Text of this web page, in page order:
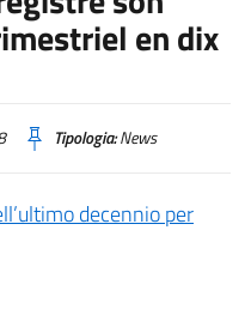
en dix
Tipologia:News
decennio per